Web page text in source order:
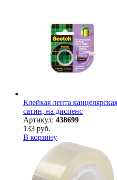
Клейкая лента
сатин, на диспенс
Артикул: 438699
133 руб.
В корзину